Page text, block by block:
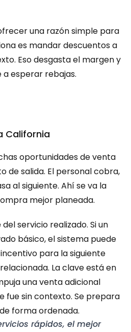
una razón simple para
es mandar descuentos a
Eso desgasta el margen y
esperar rebajas.
California
oportunidades de venta
de salida. El personal cobra,
al siguiente. Ahí se va la
mejor planeada.
servicio realizado. Si un
básico, el sistema puede
para la siguiente
La clave está en
una venta adicional
fue sin contexto. Se prepara
forma ordenada.
rápidos, el mejor